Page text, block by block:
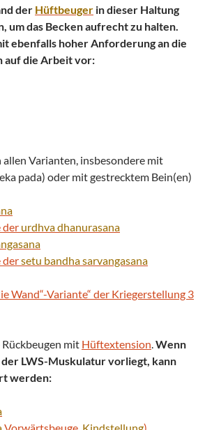
der Hüftbeuger in dieser Haltung
um das Becken aufrecht zu halten.
ebenfalls hoher Anforderung an die
auf die Arbeit vor:
allen Varianten, insbesondere mit
pada) oder mit gestrecktem Bein(en)
der urdhvadhanurasana
dersetu bandhasarvangasana
Wand“-Variante“ der Kriegerstellung 3
mit Hüftextension.Wenn
der LWS-Muskulatur vorliegt, kann
werden: